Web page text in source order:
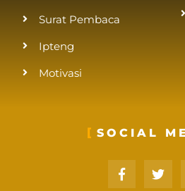
Surat Pembaca
Ipteng
Motivasi
SOCIAL